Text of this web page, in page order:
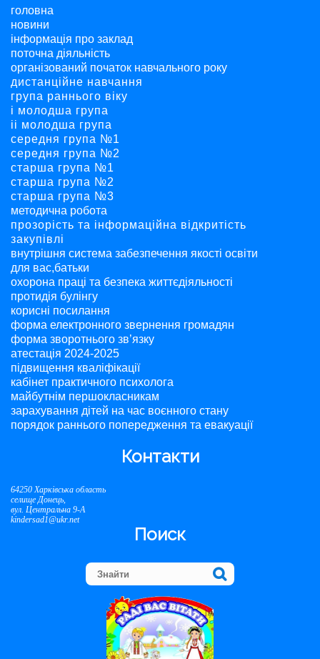
головна
новини
інформація про заклад
поточна діяльність
організований початок навчального року
дистанційне навчання
група раннього віку
і молодша група
ii молодша група
середня група №1
середня група №2
старша група №1
старша група №2
старша група №3
методична робота
прозорість та інформаційна відкритість
закупівлі
внутрішня система забезпечення якості освіти
для вас,батьки
охорона праці та безпека життєдіяльності
протидія булінгу
корисні посилання
форма електронного звернення громадян
форма зворотнього зв’язку
атестація 2024-2025
підвищення кваліфікації
кабінет практичного психолога
майбутнім першокласникам
зарахування дітей на час воєнного стану
порядок раннього попередження та евакуації
Контакти
64250 Харківська область
селище Донець,
вул. Центральна 9-А
kindersad1@ukr.net
Поиск